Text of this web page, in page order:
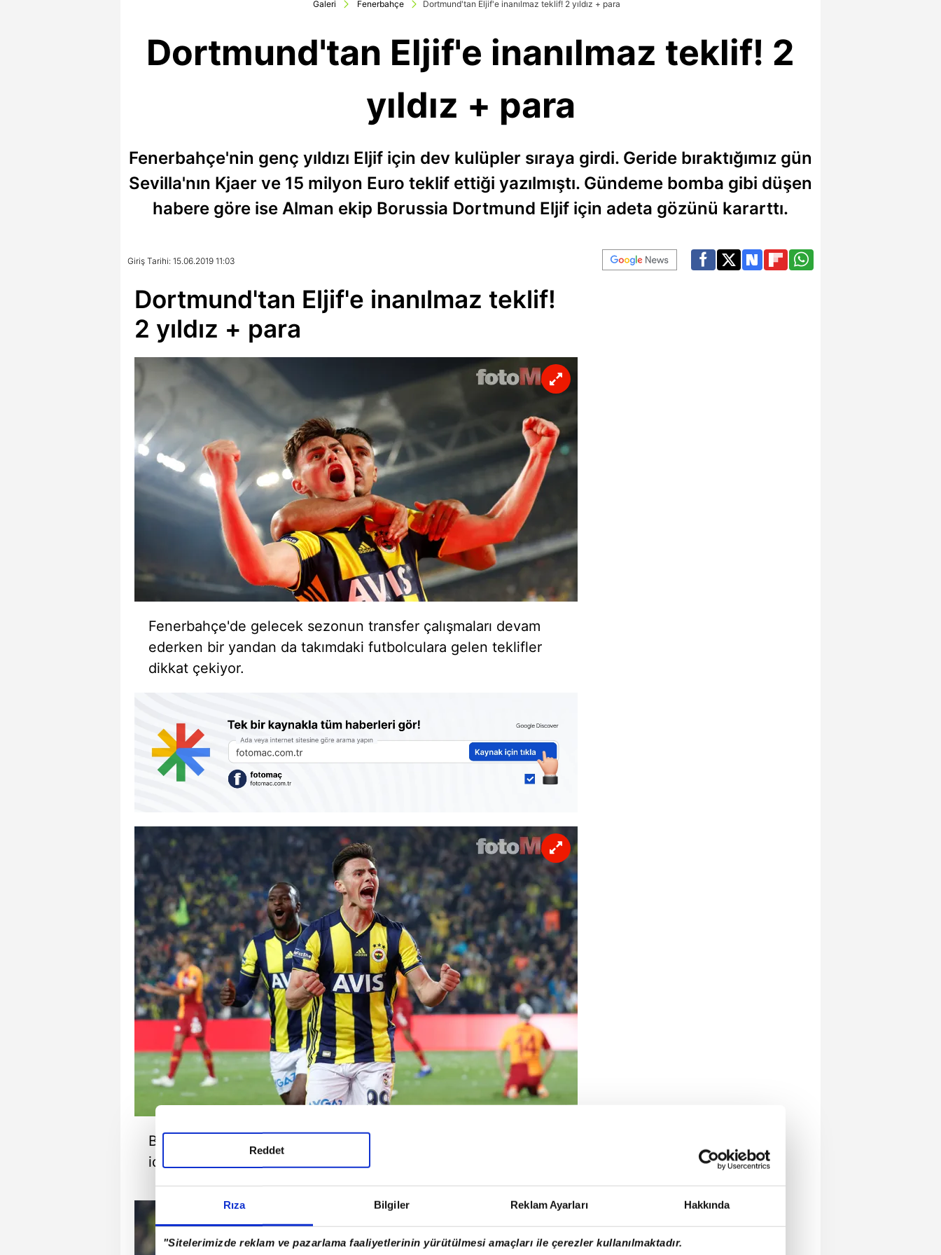
Rıza Bilgiler Reklam Ayarları Hakkında
"Sitelerimizde reklam ve pazarlama faaliyetlerinin yürütülmesi amaçları ile çerezler kullanılmaktadır.
Reddet
Galeri Fenerbahçe Dortmund'tan Eljif'e inanılmaz teklif! 2 yıldız + para
Dortmund'tan Eljif'e inanılmaz teklif! 2
yıldız + para
Fenerbahçe'nin genç yıldızı Eljif için dev kulüpler sıraya girdi. Geride bıraktığımız gün
Sevilla'nın Kjaer ve 15 milyon Euro teklif ettiği yazılmıştı. Gündeme bomba gibi düşen
habere göre ise Alman ekip Borussia Dortmund Eljif için adeta gözünü kararttı.
Giriş Tarihi: 15.06.2019 11:03
Dortmund'tan Eljif'e inanılmaz teklif!
2 yıldız + para
Fenerbahçe'de gelecek sezonun transfer çalışmaları devam
ederken bir yandan da takımdaki futbolculara gelen teklifler
dikkat çekiyor.
Bu isimlerin başında gelen Eljif Elmas için son olarak Sevilla
iddiası ortaya atılmıştı.